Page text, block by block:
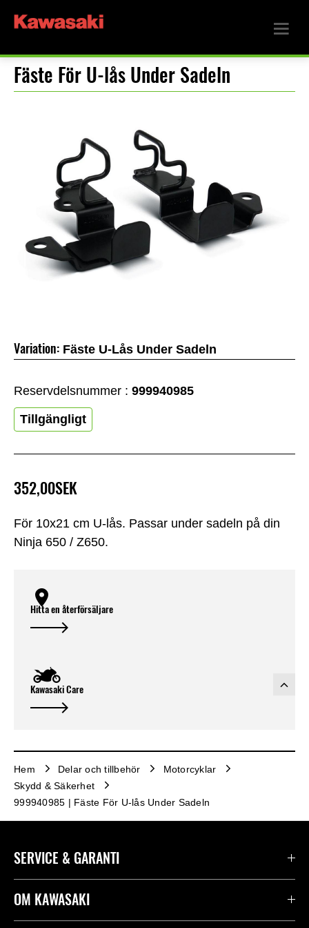
Fäste För U-lås Under Sadeln
För 10x21 cm U-lås. Passar under sadeln på din
Ninja 650 / Z650.
352,00SEK
Variation: Fäste U-Lås Under Sadeln
Reservdelsnummer : 999940985
Tillgängligt
Hitta en återförsäljare
Kawasaki Care
Hem Delar och tillbehör
Motorcyklar
Skydd & Säkerhet
999940985 | Fäste För U-lås Under Sadeln
SERVICE & GARANTI
Kontakta oss
OM KAWASAKI